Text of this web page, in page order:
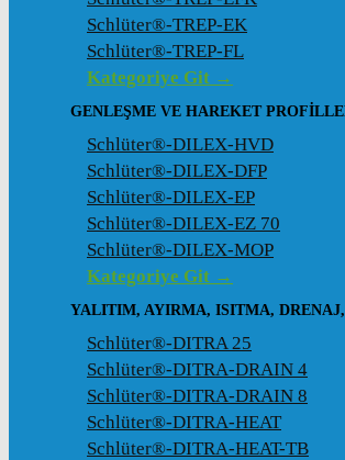
Schlüter®-TREP-EK
Schlüter®-TREP-FL
Kategoriye Git →
GENLEŞME VE HAREKET
Schlüter®-DILEX-HVD
Schlüter®-DILEX-DFP
Schlüter®-DILEX-EP
Schlüter®-DILEX-EZ 70
Schlüter®-DILEX-MOP
Kategoriye Git →
YALITIM, AYIRMA, ISITMA,
Schlüter®-DITRA 25
Schlüter®-DITRA-DRAIN 4
Schlüter®-DITRA-DRAIN 8
Schlüter®-DITRA-HEAT
Schlüter®-DITRA-HEAT-TB